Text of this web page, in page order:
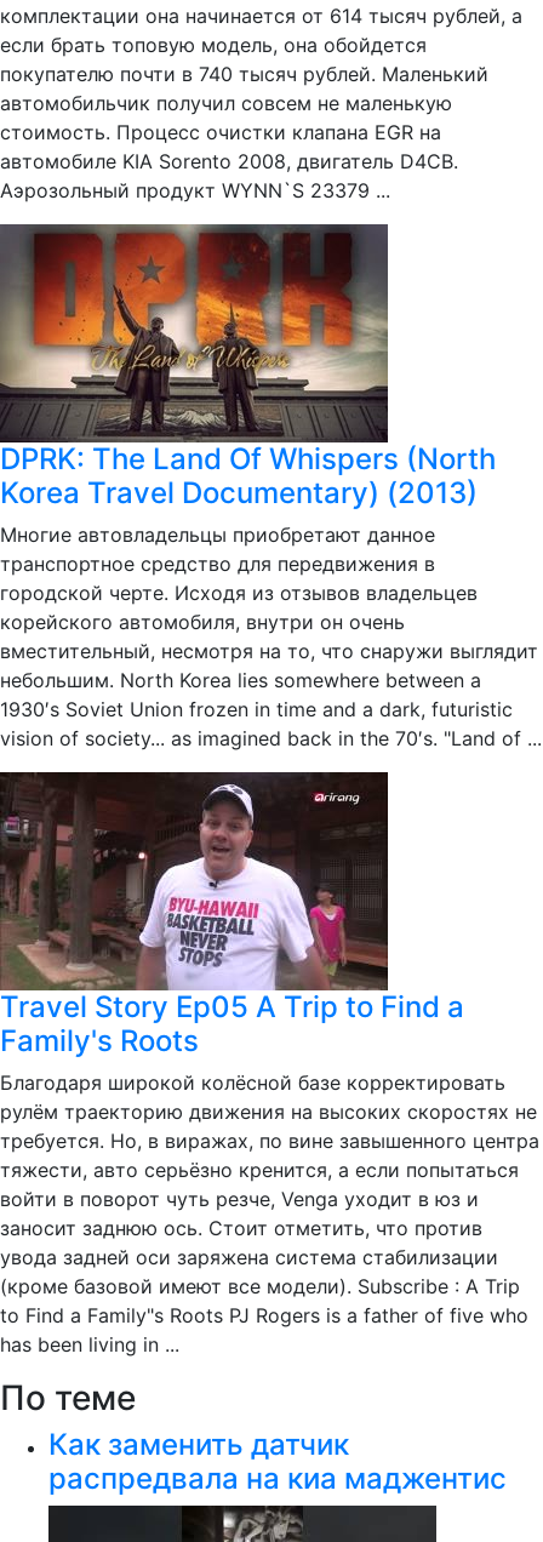
комплектации она начинается от 614 тысяч рублей, а
если брать топовую модель, она обойдется
покупателю почти в 740 тысяч рублей. Маленький
автомобильчик получил совсем не маленькую
стоимость. Процесс очистки клапана EGR на
автомобиле KIA Sorento 2008, двигатель D4CB.
Аэрозольный продукт WYNN`S 23379 ...
DPRK: The Land Of Whispers (North
Korea Travel Documentary) (2013)
Многие автовладельцы приобретают данное
транспортное средство для передвижения в
городской черте. Исходя из отзывов владельцев
корейского автомобиля, внутри он очень
вместительный, несмотря на то, что снаружи выглядит
небольшим. North Korea lies somewhere between a
1930′s Soviet Union frozen in time and a dark, futuristic
vision of society... as imagined back in the 70′s. "Land of ...
Travel Story Ep05 A Trip to Find a
Family's Roots
Благодаря широкой колёсной базе корректировать
рулём траекторию движения на высоких скоростях не
требуется. Но, в виражах, по вине завышенного центра
тяжести, авто серьёзно кренится, а если попытаться
войти в поворот чуть резче, Venga уходит в юз и
заносит заднюю ось. Стоит отметить, что против
увода задней оси заряжена система стабилизации
(кроме базовой имеют все модели). Subscribe : A Trip
to Find a Family"s Roots PJ Rogers is a father of five who
has been living in ...
По теме
Как заменить датчик
распредвала на киа маджентис